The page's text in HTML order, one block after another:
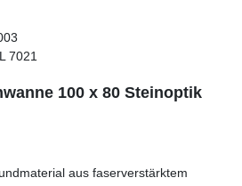
7021
100 x 80 Steinoptik
aus faserverstärktem